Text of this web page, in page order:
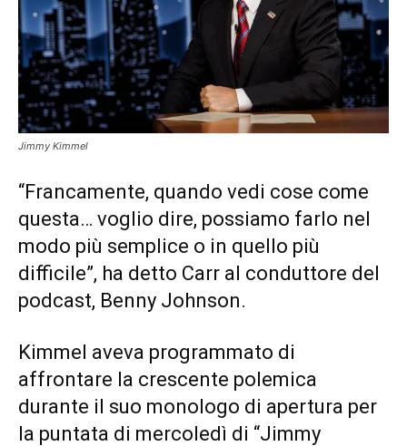
Jimmy Kimmel
“Francamente, quando vedi cose come
questa… voglio dire, possiamo farlo nel
modo più semplice o in quello più
difficile”, ha detto Carr al conduttore del
podcast, Benny Johnson.
Kimmel aveva programmato di
affrontare la crescente polemica
durante il suo monologo di apertura per
la puntata di mercoledì di “Jimmy